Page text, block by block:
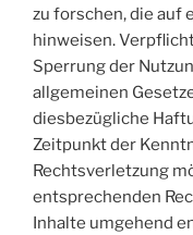
zu forschen, die auf
hinweisen.
Sperrung der
allgemeinen
diesbezügliche
Zeitpunkt der
Rechtsverletzung
entsprechenden
Inhalte umgehend